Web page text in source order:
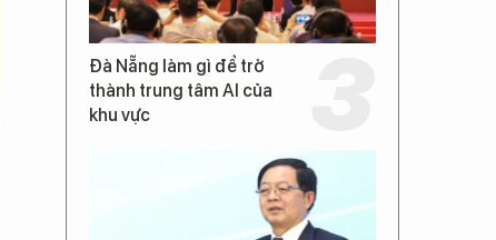
Đà Nẵng làm gì để trở
thành trung tâm AI của
khu vực